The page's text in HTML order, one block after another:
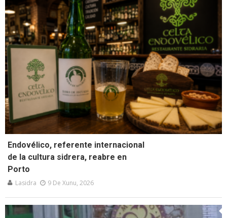
Endovélico, referente internacional
de la cultura sidrera, reabre en
Porto
Lasidra 9 De Xunu, 2026